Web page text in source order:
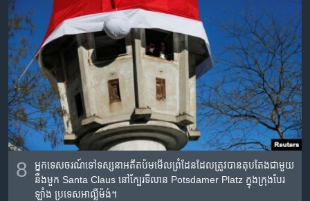
8
អ្នក​ទេសចរណ៍​ទៅ​ទស្សនា​អតីត​ប៉ម​មើល​ព្រំដែន​ដែល​ត្រូវ​បាន​តុបតែង​ជាមួយ​
នឹង​មួក Santa Claus នៅ​ក្បែរ​ទីលាន Potsdamer Platz ក្នុង​ក្រុង​បែរ
ឡាំង​ ប្រទេស​អាល្លឺម៉ង់។